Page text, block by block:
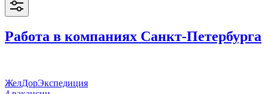
Работа в компаниях Санкт-Петербурга
ЖелДорЭкспедиция